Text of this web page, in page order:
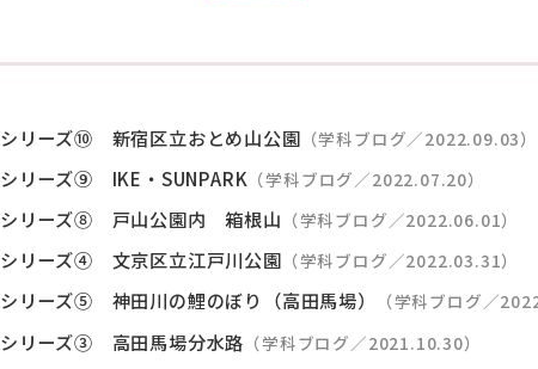
シリーズ⑩ 新宿区立おとめ山公園 （学科ブログ／2022.09.03）
リーズ⑨ IKE・SUNPARK （学科ブログ／2022.07.20）
シリーズ⑧ 戸山公園内 箱根山 （学科ブログ／2022.06.01）
シリーズ④ 文京区立江戸川公園 （学科ブログ／2022.03.31）
リーズ⑤ 神田川の鯉のぼり（高田馬場） （学科ブログ／
シリーズ③ 高田馬場分水路 （学科ブログ／2021.10.30）